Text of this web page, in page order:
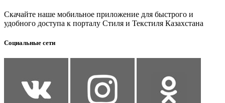
Скачайте наше мобильное приложение для быстрого и
удобного доступа к порталу Стиля и Текстиля Казахстана
Социальные сети